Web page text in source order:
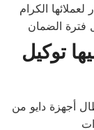
الكرام
فترة الضمان
توكيل
أجهزة دايو من